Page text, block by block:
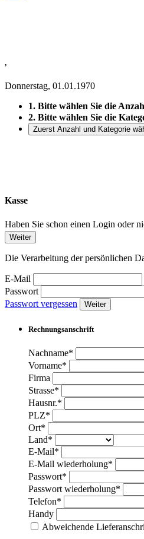
,
Donnerstag, 01.01.1970
1. Bitte wählen Sie die
2. Bitte wählen Sie die
Zuerst Anzahl und Kategorie
Kasse
Haben Sie schon einen Login oder
Weiter
Die Verarbeitung der persönlichen
E-Mail
Passwort
Passwort vergessen
Weiter
Rechnungsanschrift
Nachname*
Vorname*
Firma
Strasse*
Hausnr.*
PLZ*
Ort*
Land*
E-Mail*
E-Mail wiederholung*
Passwort*
Passwort wiederholung*
Telefon*
Handy
Abweichende